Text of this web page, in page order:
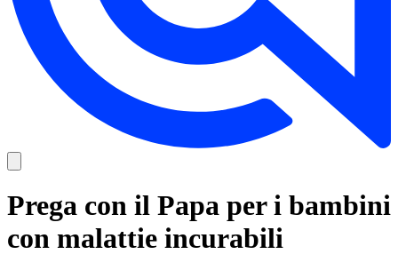
Prega con il Papa per i bambini
con malattie incurabili